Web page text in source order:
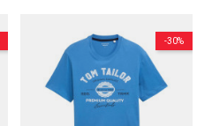
-30%